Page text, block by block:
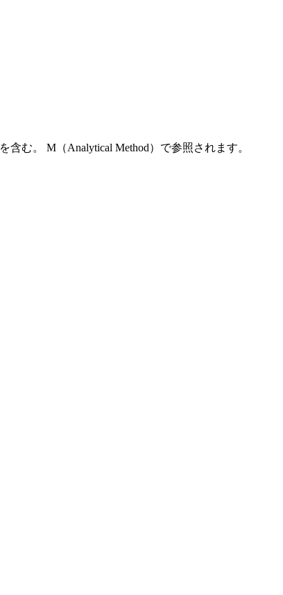
む。 M（Analytical Method）で参照されます。